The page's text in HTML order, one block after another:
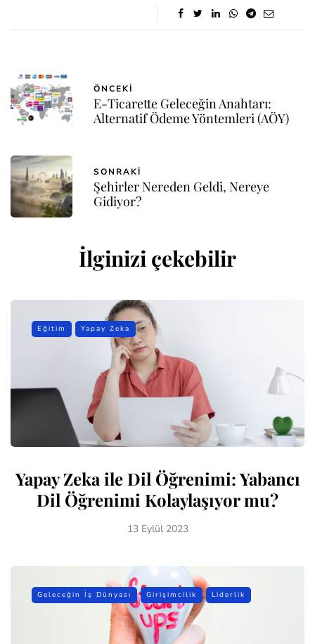
ÖNCEKI
E-Ticarette Geleceğin Anahtarı:
Alternatif Ödeme Yöntemleri (AÖY)
SONRAKI
Şehirler Nereden Geldi, Nereye
Gidiyor?
İlginizi çekebilir
Eğitim Yapay Zeka
Yapay Zeka ile Dil Öğrenimi: Yabancı
Dil Öğrenimi Kolaylaşıyor mu?
13 Eylül 2023
Geleceğin İş Dünyası Girişimcilik Liderlik